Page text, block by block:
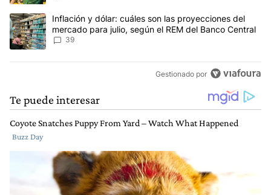
Un artículo de tendencia con el título "Inflación y dólar: cuáles
Inflación y dólar: cuáles son las proyecciones del
mercado para julio, según el REM del Banco Central
39
Gestionado por